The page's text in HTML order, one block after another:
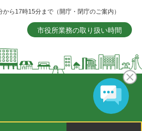
ら17時15分まで（開庁・閉庁のご案内）
市役所業務の取り扱い時間